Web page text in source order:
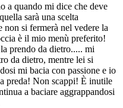
a quando mi dice che deve
sarà una scelta
non si fermerà nel vedere la
è il mio menù preferito!
prendo da dietro..... mi
da dietro, mentre lei si
mi bacia con passione e io
preda! Non scappi! È inutile
a baciare aggrappandosi